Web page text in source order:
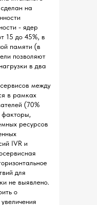
на
- ядер
15 до 45%, в
памяти (в
позволяют
в два
между
в рамках
(70%
ресурсов
IVR и
для
не выявлено.
о